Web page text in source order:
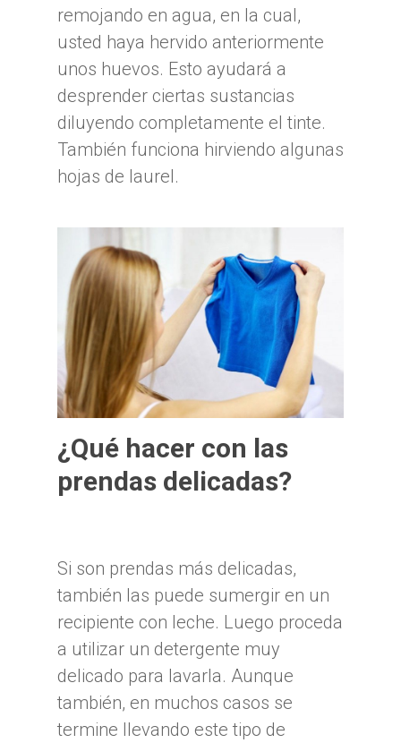
remojando en agua, en la cual,
usted haya hervido anteriormente
unos huevos. Esto ayudará a
desprender ciertas sustancias
diluyendo completamente el tinte.
También funciona hirviendo algunas
hojas de laurel.
¿Qué hacer con las
prendas delicadas?
Si son prendas más delicadas,
también las puede sumergir en un
recipiente con leche. Luego proceda
a utilizar un detergente muy
delicado para lavarla. Aunque
también, en muchos casos se
termine llevando este tipo de